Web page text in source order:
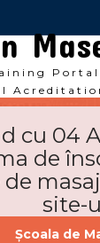
Portal
cu 04
de
site-
Școala de